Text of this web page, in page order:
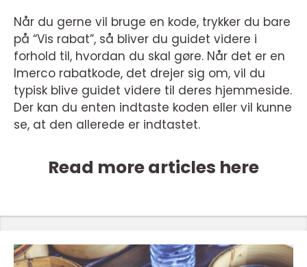
Når du gerne vil bruge en kode, trykker du bare
på “Vis rabat”, så bliver du guidet videre i
forhold til, hvordan du skal gøre. Når det er en
Imerco rabatkode, det drejer sig om, vil du
typisk blive guidet videre til deres hjemmeside.
Der kan du enten indtaste koden eller vil kunne
se, at den allerede er indtastet.
Read more articles here